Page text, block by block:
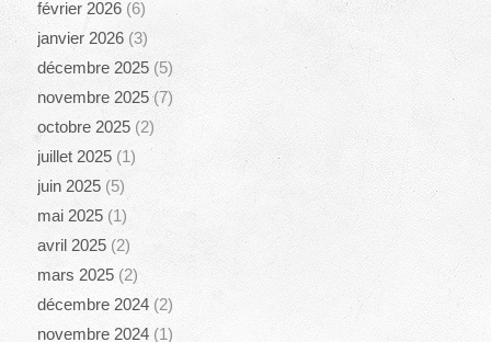
février 2026(6)
janvier 2026(3)
décembre 2025(5)
novembre 2025(7)
octobre 2025(2)
juillet 2025(1)
juin 2025(5)
mai 2025(1)
avril 2025(2)
mars 2025(2)
décembre 2024(2)
novembre 2024(1)